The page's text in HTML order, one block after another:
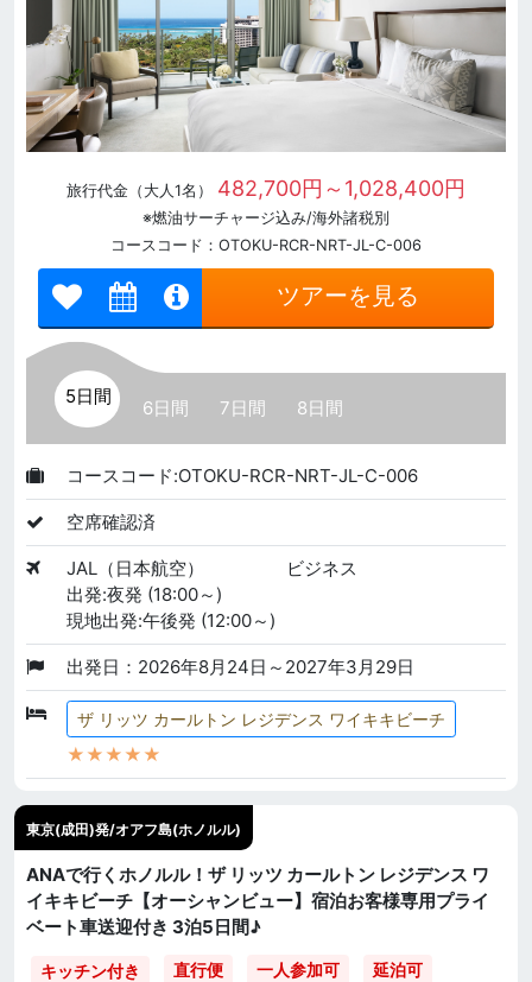
旅行代金（大人1名） 482,700円～1,028,400円
※燃油サーチャージ込み/海外諸税別
コースコード：OTOKU-RCR-NRT-JL-C-006
ツアーを見る
5日間
6日間 7日間 8日間
コースコード:OTOKU-RCR-NRT-JL-C-006
空席確認済
JAL（日本航空）
ビジネス
出発:夜発 (18:00～)
現地出発:午後発 (12:00～)
出発日：2026年8月24日～2027年3月29日
ザ リッツ カールトン レジデンス ワイキキビーチ
★★★★★
東京(成田)発/オアフ島(ホノルル)
ANAで行くホノルル！ザ リッツ カールトン レジデンス ワ
イキキビーチ【オーシャンビュー】宿泊お客様専用プライ
ベート車送迎付き 3泊5日間♪
キッチン付き 直行便 一人参加可 延泊可